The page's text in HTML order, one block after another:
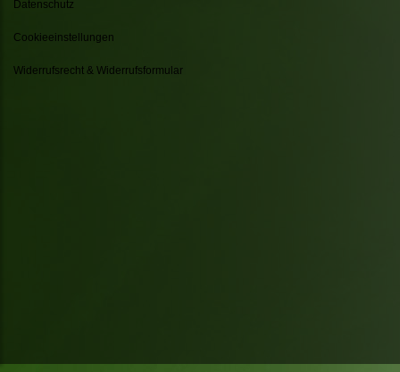
Datenschutz
Cookieeinstellungen
Widerrufsrecht & Widerrufsformular